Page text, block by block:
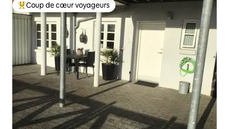
Coup de cœur voyageurs parmi les plus aimés
Coup de cœur voyageurs